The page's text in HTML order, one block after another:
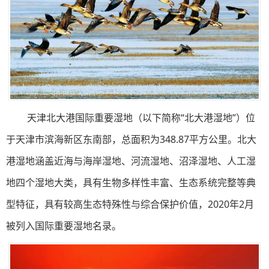
天津北大港国际重要湿地（以下简称“北大港湿地”）位
于天津市滨海新区东南部，总面积为348.87平方公里。北大
港湿地涵盖近海与海岸湿地、河流湿地、沼泽湿地、人工湿
地四个湿地大类，具有生物多样性丰富、生态系统完整等典
型特征，具有较高生态特殊性与综合保护价值，2020年2月
被列入国际重要湿地名录。